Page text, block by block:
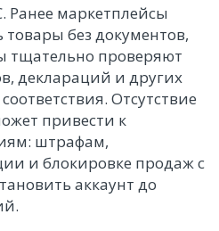
Ранее маркетплейсы
без документов,
тщательно проверяют
деклараций и других
Отсутствие
привести к
штрафам,
и блокировке продаж с
аккаунт до